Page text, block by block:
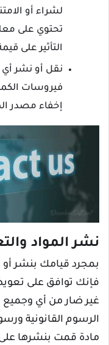
لشراء أو
تحتوي على
التأثير على
نقل أو نشر أي
فيروسات
إخفاء مصدر
نشر المواد
بمجرد قيامك بنشر أو
غير ضار من أي وجميع
الرسوم القانونية
مادة قمت بنشرها